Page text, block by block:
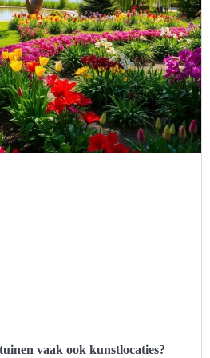
vaak ook kunstlocaties?